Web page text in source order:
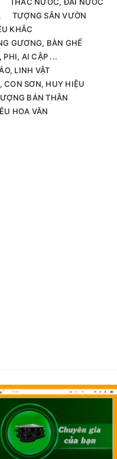
TƯỢNG SÂN VƯỜN
KHẮC
GƯƠNG, BÀN GHẾ
PHI, AI CẬP ...
LINH VẬT
CON SƠN, HUY HIỆU
BÁN THÂN
HOA VĂN